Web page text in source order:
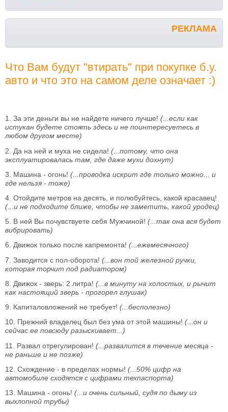
РЕКЛАМА
Что Вам будут "втирать" при покупке б.у.
авто и что это на самом деле означает :)
1. За эти деньги вы не найдете ничего лучше! (...если как
истукан будете стоять здесь и не поинтересуетесь в
любом другом месте)
2. Да на ней и муха не сидела! (...потому, что она
эксплуатировалась там, где даже мухи дохнут)
3. Машина - огонь! (...проводка искрит где только можно... и
где нельзя - тоже)
4. Отойдите метров на десять, и полюбуйтесь, какой красавец!
(...и не подходите ближе, чтобы не заметить, какой уродец)
5. В ней Вы почувствуете себя Мужчиной! (...так она вся будет
вибрировать)
6. Движок только после капремонта! (...ежемесячного)
7. Заводится с пол-оборота! (...вон той железной ручки,
которая торчит под радиатором)
8. Движок - зверь: 2 литра! (...в минуту на холостых, и рычит
как настоящий зверь - прогорел глушак)
9. Капиталовложений не требует! (...бесполезно)
10. Прежний владелец был без ума от этой машины! (...он и
сейчас ее повсюду разыскивает...)
11. Развал отрегулирован! (...развалится в течение месяца -
не раньше и не позже)
12. Схождение - в пределах нормы! (...50% цифр на
автомобиле сходятся с цифрами техпаспорта)
13. Машина - огонь! (...и очень сильный, судя по дыму из
выхлопной трубы)